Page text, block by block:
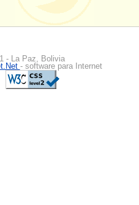
- La Paz, Bolivia
- software para Internet